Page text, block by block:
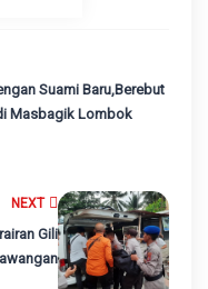
NEXT
Gili
Suami Baru,Berebut
Masbagik Lombok